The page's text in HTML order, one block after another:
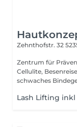
Zehnthofstr. 32
Zentrum für
Cellulite,
schwaches
Lash Lifting